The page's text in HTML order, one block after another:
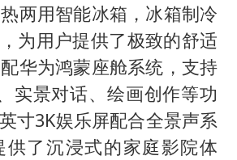
两用智能冰箱，冰箱制冷
为用户提供了极致的舒适
华为鸿蒙座舱系统，支持
实景对话、绘画创作等功
寸3K娱乐屏配合全景声系
供了沉浸式的家庭影院体